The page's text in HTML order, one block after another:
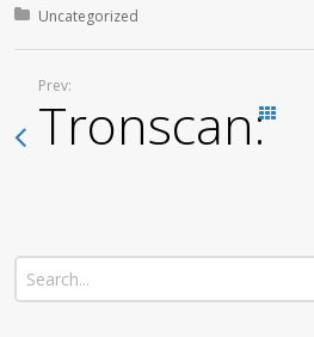
Posted in:
Uncategorized
Prev:
Tronscan: